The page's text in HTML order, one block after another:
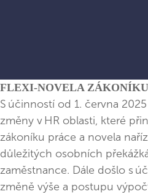
FLEXI-NOVELA
S účinností od 1. června
změny v HR oblasti, které
zákoníku práce a novela
důležitých osobních
zaměstnance. Dále došlo s
změně výše a postupu